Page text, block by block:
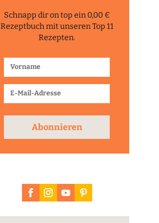
Schnapp dir on top ein 0,00 €
Rezeptbuch mit unseren Top 11
Rezepten.
Abonnieren